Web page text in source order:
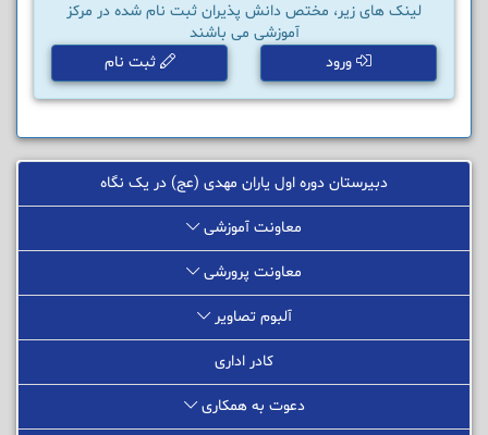
لینک های زیر، مختص دانش پذیران ثبت نام شده در مرکز
آموزشی می باشند
ورود
ثبت نام
دبیرستان دوره اول یاران مهدی (عج) در یک نگاه
معاونت آموزشی
معاونت پرورشی
آلبوم تصاویر
کادر اداری
دعوت به همکاری